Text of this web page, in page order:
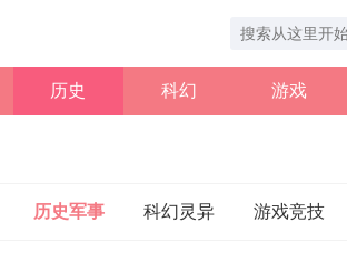
历史 科幻 游戏
历史军事 科幻灵异 游戏竞技